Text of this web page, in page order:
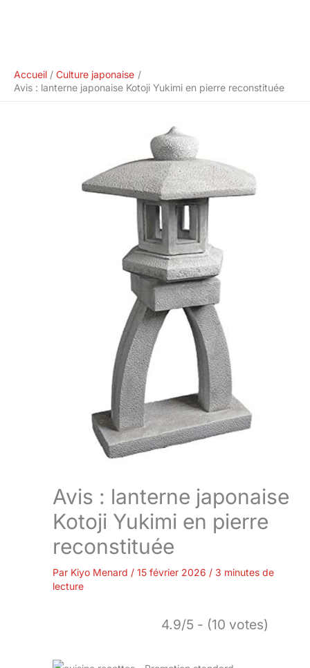
Accueil
Culture japonaise
Avis : lanterne japonaise Kotoji Yukimi en pierre reconstituée
Avis : lanterne japonaise
Kotoji Yukimi en pierre
reconstituée
Par Kiyo Menard / 15 février 2026 / 3 minutes de
lecture
4.9/5 - (10 votes)